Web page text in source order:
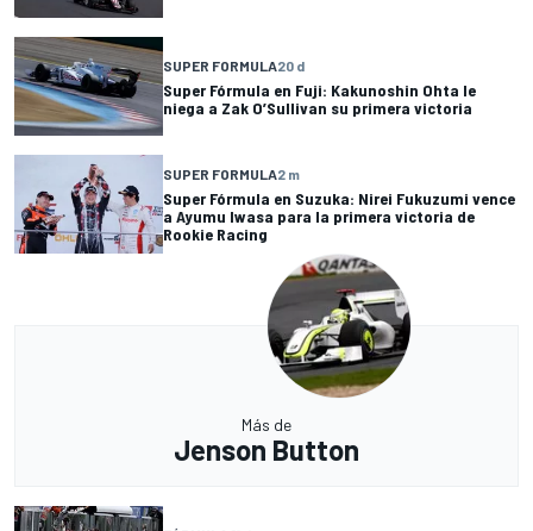
SUPER FORMULA20 d
Super Fórmula en Fuji: Kakunoshin Ohta le
niega a Zak O’Sullivan su primera victoria
SUPER FORMULA2 m
Super Fórmula en Suzuka: Nirei Fukuzumi vence
a Ayumu Iwasa para la primera victoria de
Rookie Racing
Más de
Jenson Button